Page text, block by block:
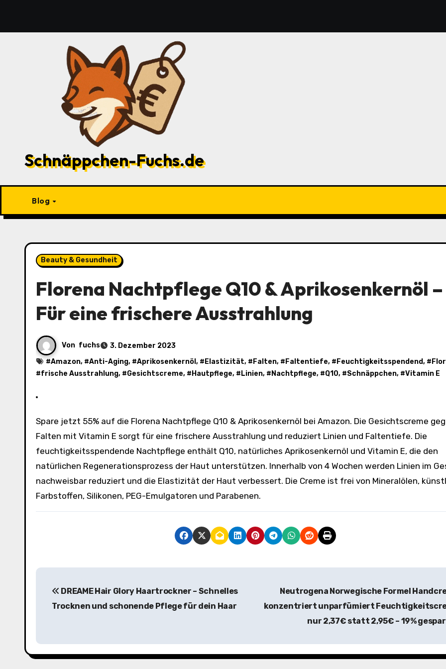
springen
Schnäppchen-Fuchs.de
Blog
Beauty & Gesundheit
Florena Nachtpflege Q10 & Aprikosenkernöl –
Für eine frischere Ausstrahlung
Von fuchs
3. Dezember 2023
#Amazon, #Anti-Aging, #Aprikosenkernöl , # Elastizität, # Falten, # Faltentiefe, # Feuchtigkeitsspendend, #
#frische Ausstrahlung, #Gesichtscreme, # Hautpflege, # Linien, # Nachtpflege, #Q10, #Schnäppchen, #Vitamin E
Spare jetzt 55% auf die Florena Nachtpflege Q10 & Aprikosenkernöl bei Amazon. Die Gesichtscreme gegen
Falten mit Vitamin E sorgt für eine frischere Ausstrahlung und reduziert Linien und Faltentiefe. Die
feuchtigkeitsspendende Nachtpflege enthält Q10, natürliches Aprikosenkernöl und Vitamin E, die den
natürlichen Regenerationsprozess der Haut unterstützen. Innerhalb von 4 Wochen werden Linien im
nachweisbar reduziert und die Elastizität der Haut verbessert. Die Creme ist frei von Mineralölen,
Farbstoffen, Silikonen, PEG-Emulgatoren und Parabenen.
B
t
r
DREAME Hair Glory Haartrockner – Schnelles
Trocknen und schonende Pflege für dein Haar
Neutrogena Norwegische Formel
konzentriert unparfümiert
nur 2,37€ statt 2,95€ – 19%